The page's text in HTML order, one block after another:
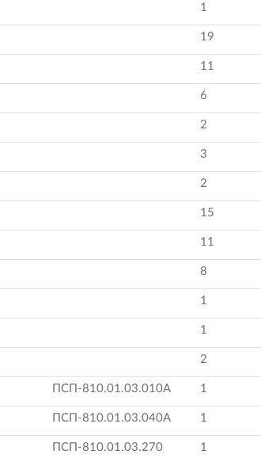
1
19
11
6
2
3
2
15
11
8
1
1
2
ПСП-810.01.03.010А 1
ПСП-810.01.03.040А 1
ПСП-810.01.03.270 1